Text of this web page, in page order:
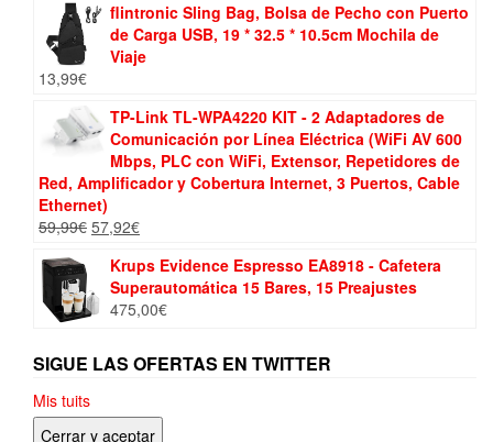
flintronic Sling Bag, Bolsa de Pecho con Puerto
de Carga USB, 19 * 32.5 * 10.5cm Mochila de
Viaje
13,99€
TP-Link TL-WPA4220 KIT - 2 Adaptadores de
Comunicación por Línea Eléctrica (WiFi AV 600
Mbps, PLC con WiFi, Extensor, Repetidores de
Red, Amplificador y Cobertura Internet, 3 Puertos, Cable
Ethernet)
59,99€ El
original
era:
59,99€.
57,92€El
actual
es:
57,92€.
Krups Evidence Espresso EA8918 - Cafetera
Superautomática 15 Bares, 15 Preajustes
475,00€
SIGUE LAS OFERTAS EN TWITTER
Mis tuits